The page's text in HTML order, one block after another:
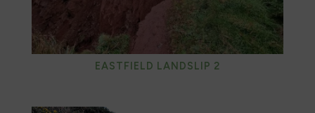
EASTFIELD LANDSLIP 2